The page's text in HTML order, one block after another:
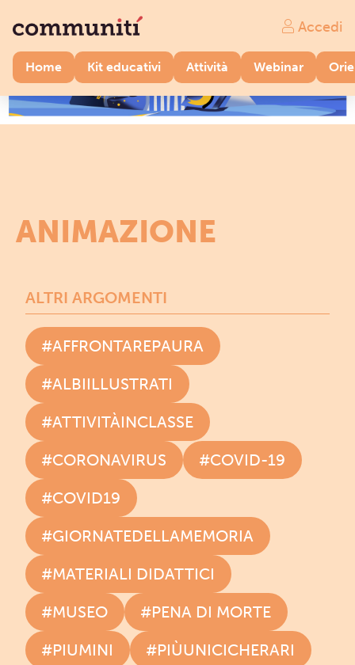
Home Kit educativi Attività Webinar
Accedi
ANIMAZIONE
ALTRI ARGOMENTI
#AFFRONTAREPAURA
#ALBIILLUSTRATI
#ATTIVITÀINCLASSE
#CORONAVIRUS
#COVID-19
#COVID19
#GIORNATEDELLAMEMORIA
#MATERIALI DIDATTICI
#MUSEO
#PENA DI MORTE
#PIUMINI
#PIÙUNICICHERARI